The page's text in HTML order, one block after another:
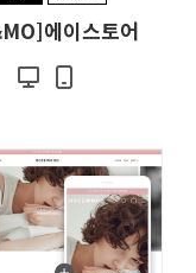
에이스토어